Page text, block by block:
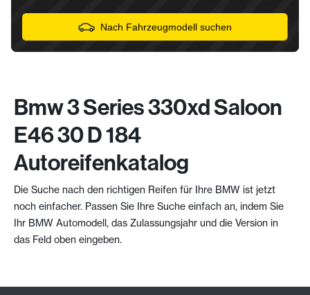
Nach Fahrzeugmodell suchen
Bmw 3 Series 330xd Saloon
E46 30 D 184
Autoreifenkatalog
Die Suche nach den richtigen Reifen für Ihre BMW ist jetzt
noch einfacher. Passen Sie Ihre Suche einfach an, indem Sie
Ihr BMW Automodell, das Zulassungsjahr und die Version in
das Feld oben eingeben.